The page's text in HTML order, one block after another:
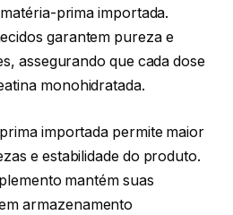
prima importada.
garantem pureza e
assegurando que cada dose
monohidratada.
importada permite maior
e estabilidade do produto.
mantém suas
armazenamento